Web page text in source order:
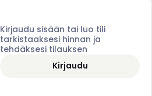
Kirjaudu sisään tai luo tili
tarkistaaksesi hinnan ja
tehdäksesi tilauksen
Kirjaudu